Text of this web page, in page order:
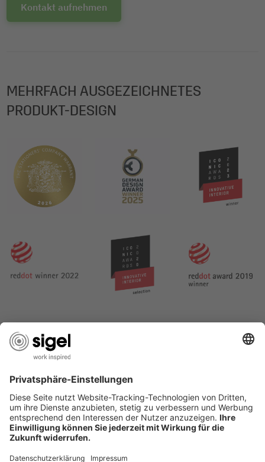
Kontakt aufnehmen
MEHRFACH AUSGEZEICHNETES
PRODUKT-DESIGN
SERVICES
BERATUNG